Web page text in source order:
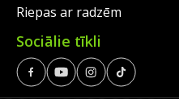
Riepas ar radzēm
Sociālie tīkli